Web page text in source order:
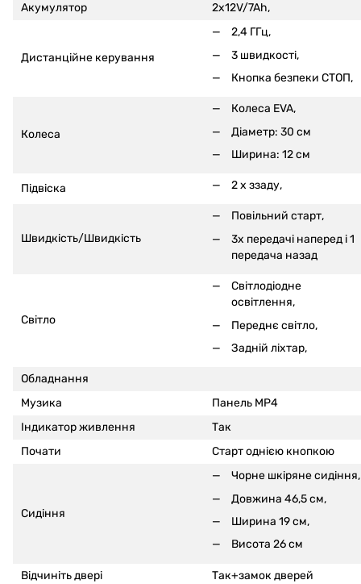
Акумулятор 2x12V/7Ah,
Дистанційне керування
2,4 ГГц,
3 швидкості,
Кнопка безпеки СТОП,
Колеса
Колеса EVA,
Діаметр: 30 см
Ширина: 12 см
Підвіска 2 x ззаду,
Швидкість/Швидкість
Повільний старт,
3x передачі наперед і 1
передача назад
Світло
Світлодіодне
освітлення,
Переднє світло,
Задній ліхтар,
Обладнання
Музика
Панель MP4
Індикатор живлення
Так
Почати
Старт однією кнопкою
Сидіння
Чорне шкіряне сидіння,
Довжина 46,5 см,
Ширина 19 см,
Висота 26 см
Відчиніть двері
Так+замок дверей